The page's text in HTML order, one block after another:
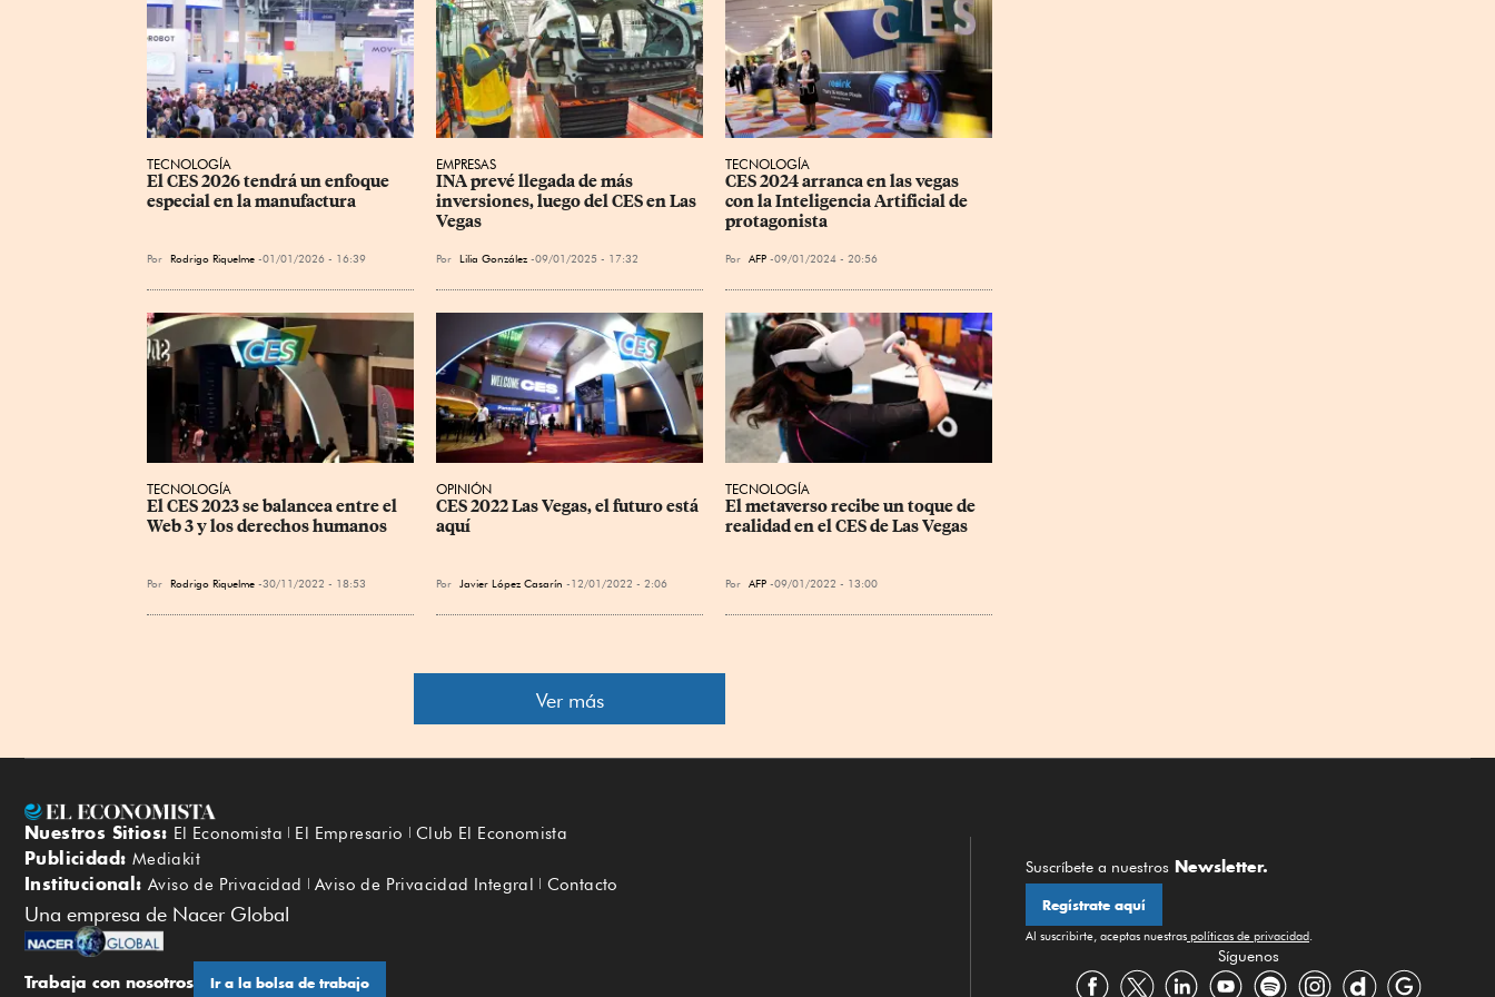
TECNOLOGÍA
El CES 2026 tendrá un enfoque
especial en la manufactura
Por Rodrigo Riquelme 01/01/2026 - 16:39
EMPRESAS
INA prevé llegada de más
inversiones, luego del CES en Las
Vegas
Por Lilia González 09/01/2025 - 17:32
TECNOLOGÍA
CES 2024 arranca en las vegas
con la Inteligencia Artificial de
protagonista
Por AFP 09/01/2024 - 20:56
TECNOLOGÍA
El CES 2023 se balancea entre el
Web 3 y los derechos humanos
Por Rodrigo Riquelme 30/11/2022 - 18:53
OPINIÓN
CES 2022 Las Vegas, el futuro está
aquí
Por Javier López Casarín 12/01/2022 - 2:06
TECNOLOGÍA
El metaverso recibe un toque de
realidad en el CES de Las Vegas
Por AFP 09/01/2022 - 13:00
Ver más
Nuestros Sitios: El Economista El Empresario Club El Economista
Publicidad: Mediakit
Institucional: Aviso de Privacidad Aviso de Privacidad Integral Contacto
Una empresa de Nacer Global
Trabaja con nosotros Ir a la bolsa de trabajo
Suscríbete a nuestros Newsletter.
Regístrate aquí
Al suscribirte, aceptas nuestras políticas de privacidad
Síguenos